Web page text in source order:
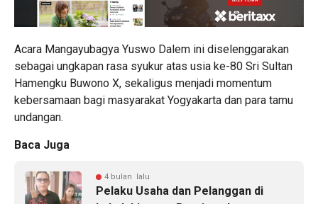
Acara Mangayubagya Yuswo Dalem ini diselenggarakan
sebagai ungkapan rasa syukur atas usia ke-80 Sri Sultan
Hamengku Buwono X, sekaligus menjadi momentum
kebersamaan bagi masyarakat Yogyakarta dan para tamu
undangan.
Baca Juga
4 bulan lalu
Pelaku Usaha dan Pelanggan di